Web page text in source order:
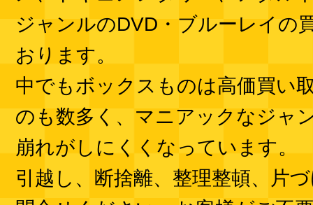
ジャンルのDVD・ブルーレイの
おります。
中でもボックスものは高価買い
のも数多く、マニアックなジャ
崩れがしにくくなっています。
引越し、断捨離、整理整頓、片